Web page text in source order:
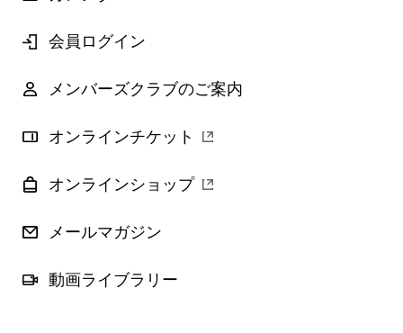
会員ログイン
メンバーズクラブのご案内
オンラインチケット
オンラインショップ
メールマガジン
動画ライブラリー